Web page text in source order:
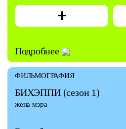
Подробнее
ФИЛЬМОГРАФИЯ
БИХЭППИ (сезон 1)
жена мэра